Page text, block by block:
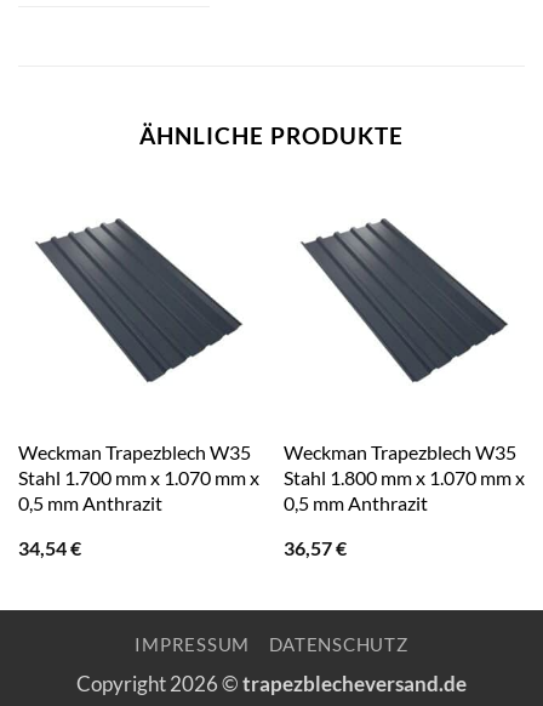
ÄHNLICHE PRODUKTE
Weckman Trapezblech W35
Stahl 1.700 mm x 1.070 mm x
0,5 mm Anthrazit
34,54€
Weckman Trapezblech W35
Stahl 1.800 mm x 1.070 mm x
0,5 mm Anthrazit
36,57€
IMPRESSUM DATENSCHUTZ
Copyright 2026 ©trapezblecheversand.de